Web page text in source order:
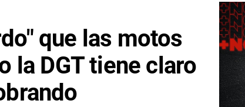
que las motos
la DGT tiene claro